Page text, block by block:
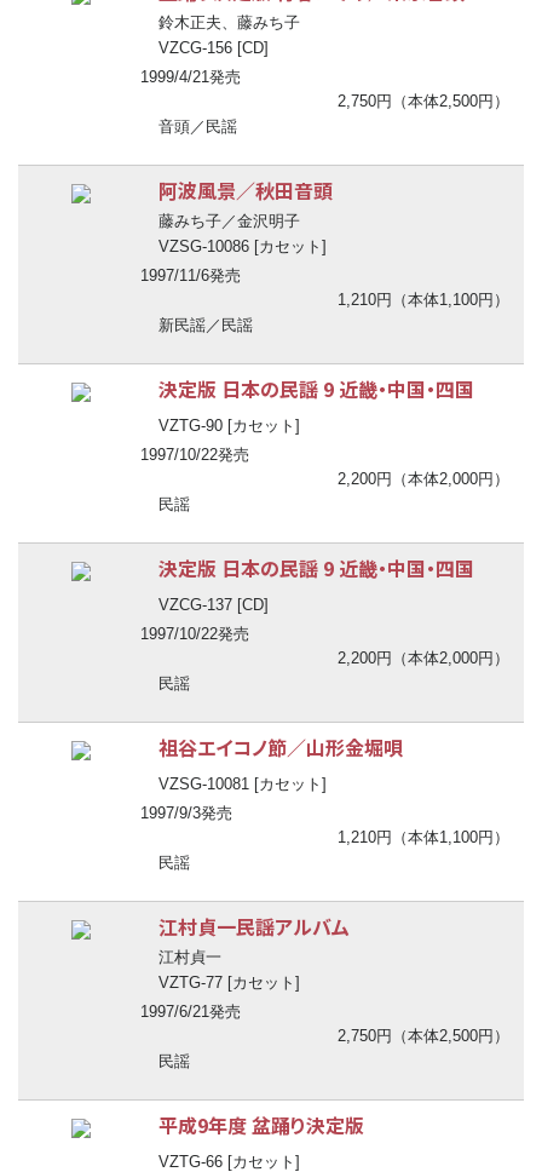
鈴木正夫、藤みち子
VZCG-156 [CD]
1999/4/21発売
2,750円（本体2,500円）
音頭／民謡
阿波風景／秋田音頭
藤みち子／金沢明子
VZSG-10086 [カセット]
1997/11/6発売
1,210円（本体1,100円）
新民謡／民謡
決定版 日本の民謡 9 近畿・中国・四国
VZTG-90 [カセット]
1997/10/22発売
2,200円（本体2,000円）
民謡
決定版 日本の民謡 9 近畿・中国・四国
VZCG-137 [CD]
1997/10/22発売
2,200円（本体2,000円）
民謡
祖谷エイコノ節／山形金堀唄
VZSG-10081 [カセット]
1997/9/3発売
1,210円（本体1,100円）
民謡
江村貞一民謡アルバム
江村貞一
VZTG-77 [カセット]
1997/6/21発売
2,750円（本体2,500円）
民謡
平成9年度 盆踊り決定版
VZTG-66 [カセット]